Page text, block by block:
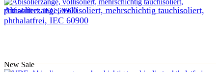
Abisolierzange, vollisoliert, mehrschichtig tauchisoliert,
phthalatfrei, IEC 60900
New Sale